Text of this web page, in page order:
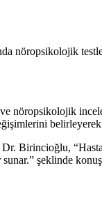
nöropsikolojik
nöropsikolojik
belirleyerek
Birincioğlu,
şeklinde